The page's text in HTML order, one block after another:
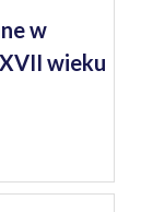
w
wieku